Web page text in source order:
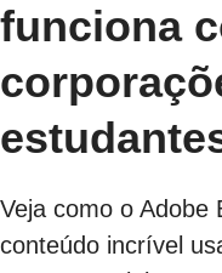
funciona
Veja como o Adobe
conteúdo incrível